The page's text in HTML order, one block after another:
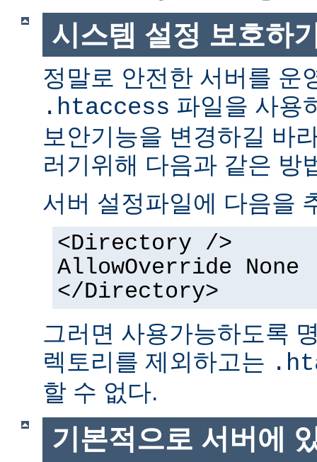
시스템 설정 보호하
정말로 안전한 서버를 운
.htaccess 파일을 사용
보안기능을 변경하길 바
러기위해 다음과 같은 방
서버 설정파일에 다음을
<Directory />
AllowOverride None
</Directory>
그러면 사용가능하도록
렉토리를 제외하고는
할 수 없다.
기본적으로 서버에